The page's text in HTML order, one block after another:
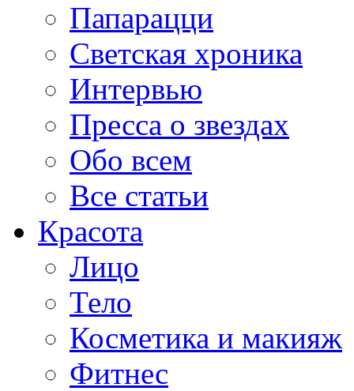
Папарацци
Светская хроника
Интервью
Пресса о звездах
Обо всем
Все статьи
Красота
Лицо
Тело
Косметика и макияж
Фитнес